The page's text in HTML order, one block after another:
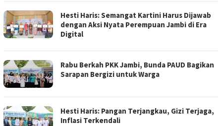
Hesti Haris: Semangat Kartini Harus Dijawab
dengan Aksi Nyata Perempuan Jambi di Era
Digital
Rabu Berkah PKK Jambi, Bunda PAUD Bagikan
Sarapan Bergizi untuk Warga
Hesti Haris: Pangan Terjangkau, Gizi Terjaga,
Inflasi Terkendali